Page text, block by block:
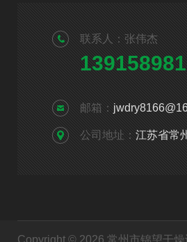
联系人：张伟杰
邮箱：
公司地址： 江苏省常
Copyright © 2026 常州市锦望干